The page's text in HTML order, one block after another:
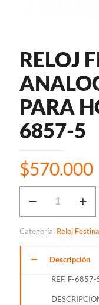
RELOJ
PARA
6857-5
$570.000
FESTINA
PARA
HOMBRE
REF.
Categoría: Reloj Festina
Descripción
REF. F-6857-